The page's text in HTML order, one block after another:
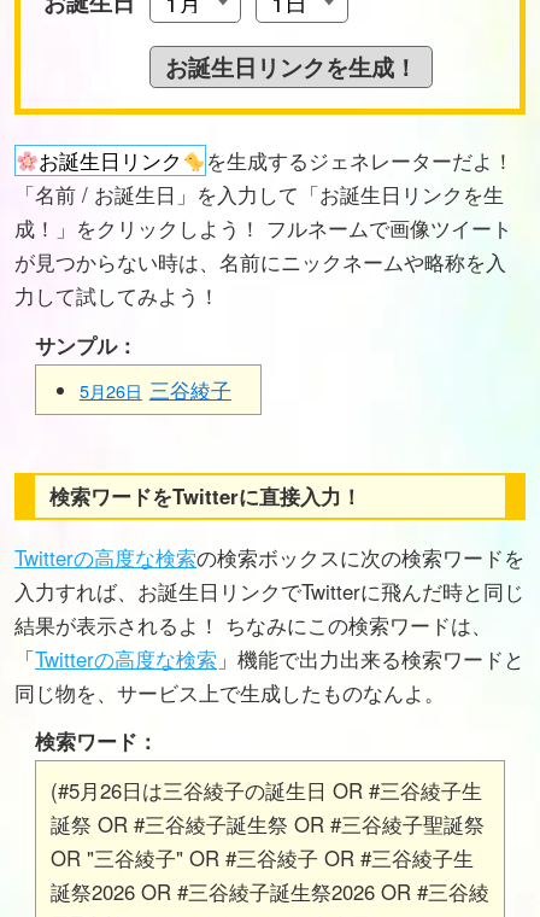
お誕生日リンク
を生成するジェネレーターだよ！
「名前 / お誕生日」を入力して「お誕生日リンクを生
成！」をクリックしよう！ フルネームで画像ツイート
が見つからない時は、名前にニックネームや略称を入
力して試してみよう！
サンプル：
5月26日 三谷綾子
検索ワードをTwitterに直接入力！
Twitterの高度な検索の検索ボックスに次の検索ワードを
入力すれば、お誕生日リンクでTwitterに飛んだ時と同じ
結果が表示されるよ！ ちなみにこの検索ワードは、
「Twitterの高度な検索 」機能で出力出来る検索ワードと
同じ物を、サービス上で生成したものなんよ。
検索ワード：
(#5月26日は三谷綾子の誕生日 OR #三谷綾子生
誕祭 OR #三谷綾子誕生祭 OR #三谷綾子聖誕祭
OR "三谷綾子" OR #三谷綾子 OR #三谷綾子生
誕祭2026 OR #三谷綾子誕生祭2026 OR #三谷綾